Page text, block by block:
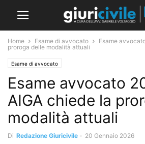
Home Esame di avvocato
Esame
proroga delle modalità attuali
Esame di avvocato
Esame avvocato
AIGA chiede la
modalità attuali
Di Redazione Giuricivile - 20 Gennaio 2026